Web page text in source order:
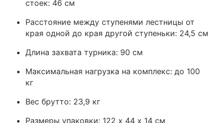
стоек: 46 см
Расстояние между ступенями лестницы от
края одной до края другой ступеньки: 24,5 см
Длина захвата турника: 90 см
Максимальная нагрузка на комплекс: до 100
кг
Вес брутто: 23,9 кг
Размеры упаковки: 122 х 44 х 14 см